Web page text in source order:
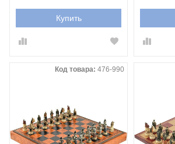
Купить
Код товара: 476-990